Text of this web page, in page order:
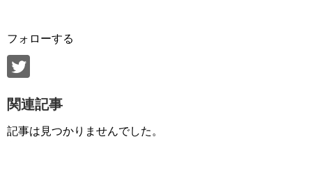
フォローする
関連記事
記事は見つかりませんでした。